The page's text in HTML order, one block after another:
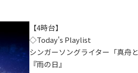
【4時台】
◇Today's Playlist
シンガーソングライター「真舟
『雨の日』